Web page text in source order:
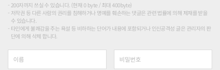
200자까지 쓰실 수 있습니다. (현재 0 byte / 최대 400byte)
저작권 등 다른 사람의 권리를 침해하거나 명예를 훼손하는 댓글은 관련 법률에 의해 제재를 받을
수 있습니다.
타인에게 불쾌감을 주는 욕설 등 비하하는 단어가 내용에 포함되거나 인신공격성 글은 관리자의 판
단에 의해 삭제 합니다.